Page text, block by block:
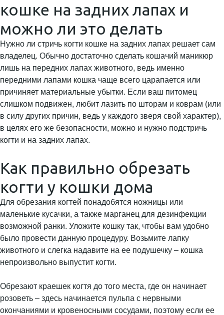
кошке на задних лапах и
можно ли это делать
Нужно ли стричь когти кошке на задних лапах решает сам
владелец. Обычно достаточно сделать кошачий маникюр
лишь на передних лапах животного, ведь именно
передними лапами кошка чаще всего царапается или
причиняет материальные убытки. Если ваш питомец
слишком подвижен, любит лазить по шторам и коврам (или
в силу других причин, ведь у каждого зверя свой характер),
в целях его же безопасности, можно и нужно подстричь
когти и на задних лапах.
Как правильно обрезать
когти у кошки дома
Для обрезания когтей понадобятся ножницы или
маленькие кусачки, а также марганец для дезинфекции
возможной ранки. Уложите кошку так, чтобы вам удобно
было провести данную процедуру. Возьмите лапку
животного и слегка надавите на ее подушечку – кошка
непроизвольно выпустит когти.
Обрезают краешек когтя до того места, где он начинает
розоветь – здесь начинается пульпа с нервными
окончаниями и кровеносными сосудами, поэтому если ее